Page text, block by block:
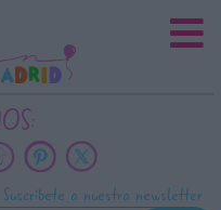
Suscríbete a nuestra newsletter
LA